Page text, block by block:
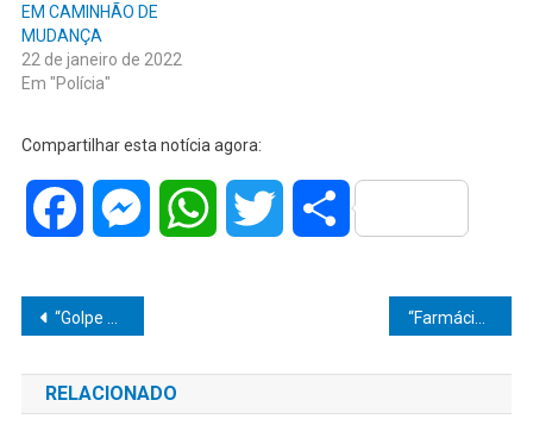
EM CAMINHÃO DE
MUDANÇA
22 de janeiro de 2022
Em "Polícia"
Compartilhar esta notícia agora:
Facebook MessengerWhatsAppTwitter Share
Navegação
de
Post
“Golpe na Esperança: Escândalo na Apae Une Ganância, Tragédia e Justiça em Ação” “Farmácia do Crime: Homem é Preso em Marília com Estoque Clandestino de Anabolizantes e Medicamentos Estrangeiros!”
RELACIONADO